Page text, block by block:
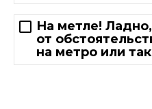
На метле!
от
на метро или